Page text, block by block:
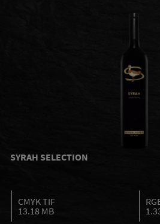
SYRAH SELECTION
CMYK TIF
13.18 MB